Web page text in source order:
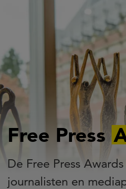
de
inhoud
gaan
Free Press
De Free Press
journalisten en